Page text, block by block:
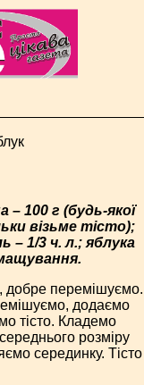
– 100 г (будь-якої
візьме тісто);
– 1/3 ч. л.; яблука
добре перемішуємо.
додаємо
тісто. Кладемо
розміру
серединку. Тісто